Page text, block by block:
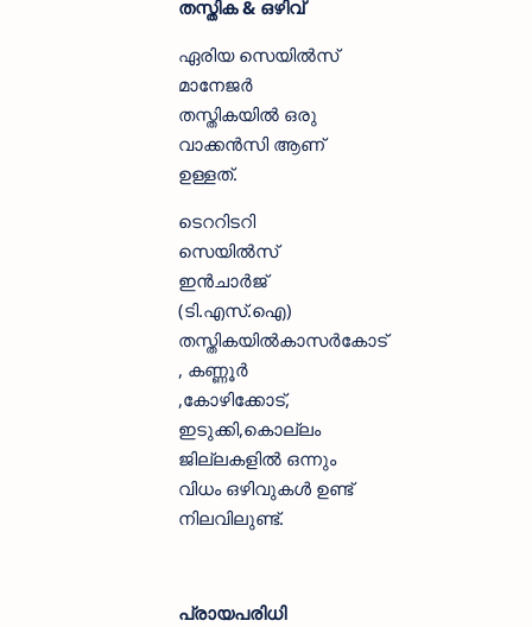
തസ്തിക & ഒഴിവ്
ഏരിയ സെയിൽസ്
മാനേജർ
തസ്തികയിൽ ഒരു
വാക്കൻസി ആണ്
ഉള്ളത്.
ടെററിടറി
സെയിൽസ്
ഇൻചാർജ്
(ടി.എസ്.ഐ)
തസ്തികയിൽകാസർകോട്
, കണ്ണൂർ
,കോഴിക്കോട്,
ഇടുക്കി,കൊല്ലം
ജില്ലകളിൽ ഒന്നും
വിധം ഒഴിവുകൾ ഉണ്ട്
നിലവിലുണ്ട്.
പ്രായപരിധി